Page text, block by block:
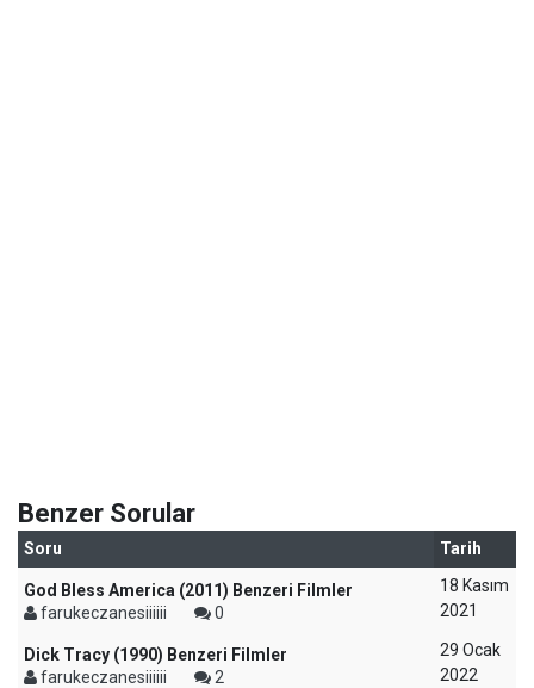
Benzer Sorular
Soru Tarih
God Bless America (2011) Benzeri Filmler
farukeczanesiiiiii
0
18 Kasım
2021
Dick Tracy (1990) Benzeri Filmler
farukeczanesiiiiii
2
29 Ocak
2022